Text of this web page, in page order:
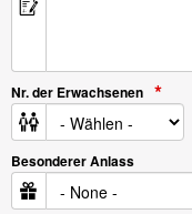
Nr. der Erwachsenen
Besonderer Anlass